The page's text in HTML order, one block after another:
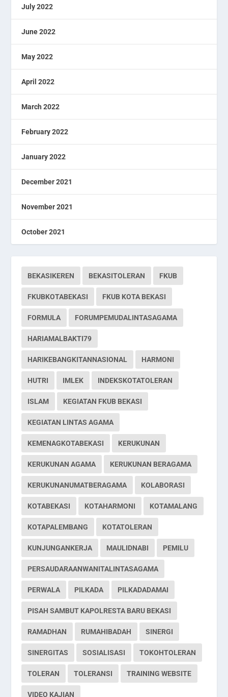
July 2022
June 2022
May 2022
April 2022
March 2022
February 2022
January 2022
December 2021
November 2021
October 2021
BEKASIKEREN BEKASITOLERAN FKUB
FKUBKOTABEKASI FKUB KOTA BEKASI
FORMULA FORUMPEMUDALINTASAGAMA
HARIAMALBAKTI79
HARIKEBANGKITANNASIONAL HARMONI
HUTRI IMLEK INDEKSKOTATOLERAN
ISLAM KEGIATAN FKUB BEKASI
KEGIATAN LINTAS AGAMA
KEMENAGKOTABEKASI KERUKUNAN
KERUKUNAN AGAMA KERUKUNAN BERAGAMA
KERUKUNANUMATBERAGAMA KOLABORASI
KOTABEKASI KOTAHARMONI KOTAMALANG
KOTAPALEMBANG KOTATOLERAN
KUNJUNGANKERJA MAULIDNABI PEMILU
PERSAUDARAANWANITALINTASAGAMA
PERWALA PILKADA PILKADADAMAI
PISAH SAMBUT KAPOLRESTA BARU BEKASI
RAMADHAN RUMAHIBADAH SINERGI
SINERGITAS SOSIALISASI TOKOHTOLERAN
TOLERAN TOLERANSI TRAINING WEBSITE
VIDEO KAJIAN